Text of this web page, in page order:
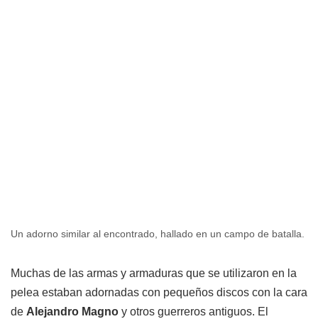
Un adorno similar al encontrado, hallado en un campo de batalla.
Muchas de las armas y armaduras que se utilizaron en la
pelea estaban adornadas con pequeños discos con la cara
de Alejandro Magno y otros guerreros antiguos. El